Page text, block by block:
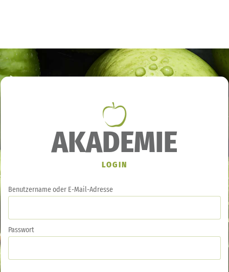
AKADEMIE
LOGIN
Benutzername oder E-Mail-Adresse
Passwort